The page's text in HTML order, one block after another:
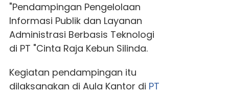
"Pendampingan Pengelolaan
Informasi Publik dan Layanan
Administrasi Berbasis Teknologi
di PT "Cinta Raja Kebun Silinda.
Kegiatan pendampingan itu
dilaksanakan di Aula Kantor di PT